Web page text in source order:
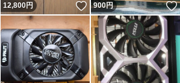
いいね！
12,800円 いいね！
900円